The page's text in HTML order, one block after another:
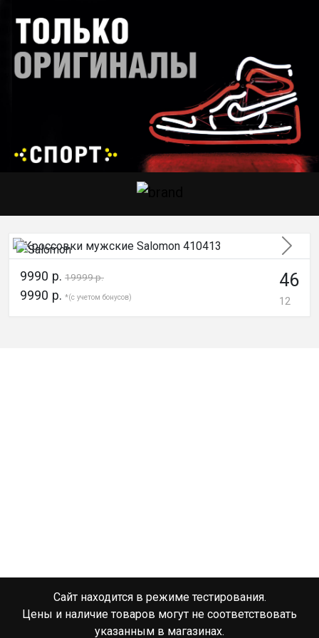
9990 р. 19999 р.
9990 р. *(с учетом бонусов)
46
12
Сайт находится в режиме тестирования.
Цены и наличие товаров могут не соответствовать
указанным в магазинах.